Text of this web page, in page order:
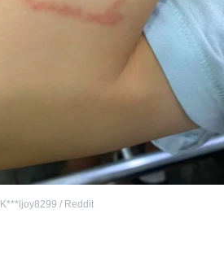
K***ljoy8299 / Reddit